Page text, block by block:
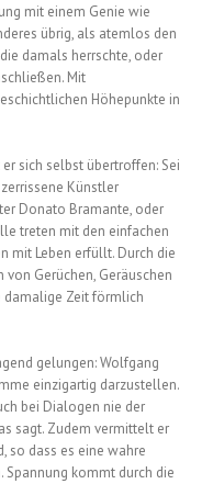
mit einem Genie wie
übrig, als atemlos den
damals herrschte, oder
Mit
Höhepunkte in
sich selbst übertroffen: Sei
Künstler
Donato Bramante, oder
treten mit den einfachen
mit Leben erfüllt. Durch die
Gerüchen, Geräuschen
damalige Zeit förmlich
gelungen: Wolfgang
einzigartig darzustellen.
bei Dialogen nie der
sagt. Zudem vermittelt er
so dass es eine wahre
Spannung kommt durch die